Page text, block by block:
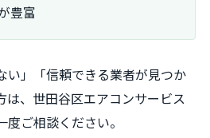
豊富
い」「信頼できる業者が見つか
は、世田谷区エアコンサービス
ご相談ください。